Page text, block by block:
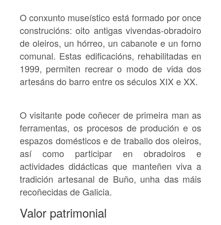
O conxunto museístico está formado poronce
construcións: oito antigas vivendas-obradoiro
de oleiros, un hórreo, un cabanote e un forno
comunal. Estas edificacións, rehabilitadas en
1999, permiten recrear o modo de vida dos
artesáns do barro entre os séculos XIX e XX.
O visitante pode coñecer de primeira man as
ferramentas, os procesos de produción e os
espazos domésticos e de traballo dos oleiros,
así como participar en obradoiros e
actividades didácticas que manteñen viva a
tradición artesanal de Buño, unha das máis
recoñecidas de Galicia.
Valor patrimonial